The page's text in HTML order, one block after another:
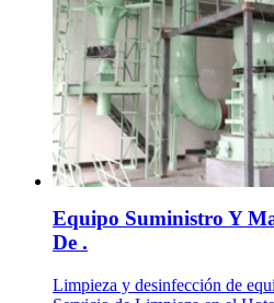
Equipo Suministro Y
De .
Limpieza y desinfección de